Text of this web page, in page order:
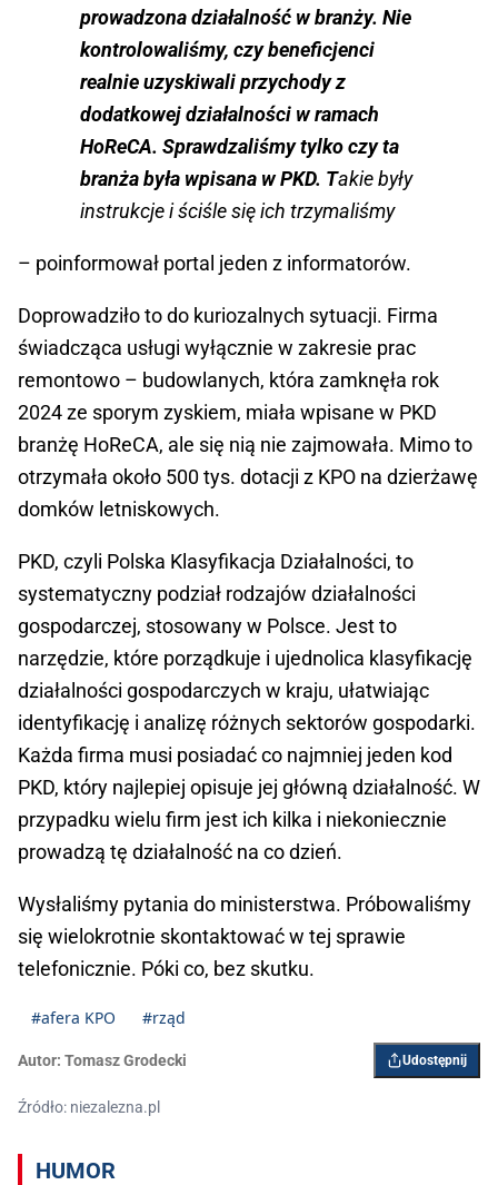
prowadzona działalność w branży. Nie
kontrolowaliśmy, czy beneficjenci
realnie uzyskiwali przychody z
dodatkowej działalności w ramach
HoReCA. Sprawdzaliśmy tylko czy ta
branża była wpisana w PKD. Takie były
instrukcje i ściśle się ich trzymaliśmy
– poinformował portal jeden z informatorów.
Doprowadziło to do kuriozalnych sytuacji. Firma
świadcząca usługi wyłącznie w zakresie prac
remontowo – budowlanych, która zamknęła rok
2024 ze sporym zyskiem, miała wpisane w PKD
branżę HoReCA, ale się nią nie zajmowała. Mimo to
otrzymała około 500 tys. dotacji z KPO na dzierżawę
domków letniskowych.
PKD, czyli Polska Klasyfikacja Działalności, to
systematyczny podział rodzajów działalności
gospodarczej, stosowany w Polsce. Jest to
narzędzie, które porządkuje i ujednolica klasyfikację
działalności gospodarczych w kraju, ułatwiając
identyfikację i analizę różnych sektorów gospodarki.
Każda firma musi posiadać co najmniej jeden kod
PKD, który najlepiej opisuje jej główną działalność. W
przypadku wielu firm jest ich kilka i niekoniecznie
prowadzą tę działalność na co dzień.
Wysłaliśmy pytania do ministerstwa. Próbowaliśmy
się wielokrotnie skontaktować w tej sprawie
telefonicznie. Póki co, bez skutku.
#afera KPO #rząd
Autor: Tomasz Grodecki Udostępnij
Źródło: niezalezna.pl
HUMOR